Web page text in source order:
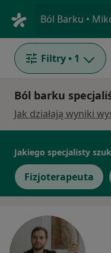
Ból Barku •
Filtry • 1
Ból barku
Jak działają wyniki
Jakiego specjalisty
Fizjoterapeuta